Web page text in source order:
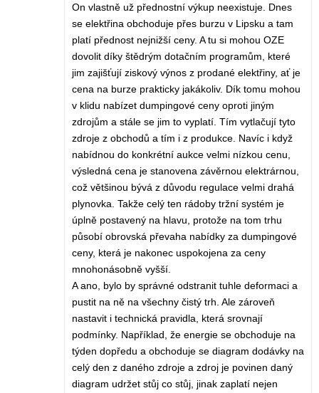
On vlastně už přednostní výkup neexistuje. Dnes
se elektřina obchoduje přes burzu v Lipsku a tam
platí přednost nejnižší ceny. A tu si mohou OZE
dovolit díky štědrým dotačním programům, které
jim zajišťují ziskový výnos z prodané elektřiny, ať je
cena na burze prakticky jakákoliv. Dík tomu mohou
v klidu nabízet dumpingové ceny oproti jiným
zdrojům a stále se jim to vyplatí. Tím vytlačují tyto
zdroje z obchodů a tím i z produkce. Navíc i když
nabídnou do konkrétní aukce velmi nízkou cenu,
výsledná cena je stanovena závěrnou elektrárnou,
což většinou bývá z důvodu regulace velmi drahá
plynovka. Takže celý ten rádoby tržní systém je
úplně postavený na hlavu, protože na tom trhu
působí obrovská převaha nabídky za dumpingové
ceny, která je nakonec uspokojena za ceny
mnohonásobně vyšší.
A ano, bylo by správné odstranit tuhle deformaci a
pustit na ně na všechny čistý trh. Ale zároveň
nastavit i technická pravidla, která srovnají
podmínky. Například, že energie se obchoduje na
týden dopředu a obchoduje se diagram dodávky na
celý den z daného zdroje a zdroj je povinen daný
diagram udržet stůj co stůj, jinak zaplatí nejen